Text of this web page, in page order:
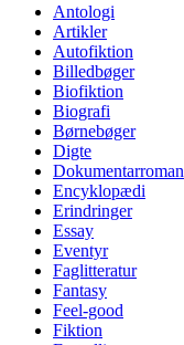
Antologi
Artikler
Autofiktion
Billedbøger
Biofiktion
Biografi
Børnebøger
Digte
Dokumentarroman
Encyklopædi
Erindringer
Essay
Eventyr
Faglitteratur
Fantasy
Feel-good
Fiktion